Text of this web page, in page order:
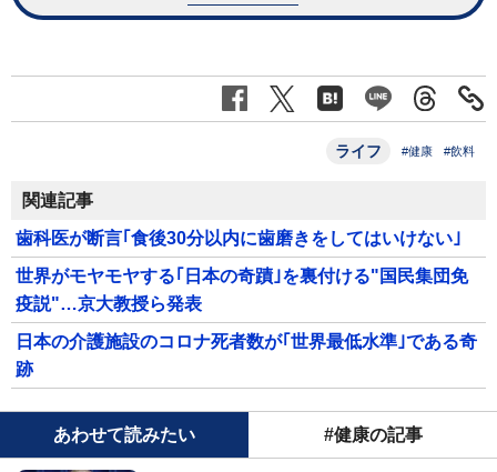
ライフ #健康 #飲料
関連記事
歯科医が断言｢食後30分以内に歯磨きをしてはいけない｣
世界がモヤモヤする｢日本の奇蹟｣を裏付ける"国民集団免
疫説"…京大教授ら発表
日本の介護施設のコロナ死者数が｢世界最低水準｣である奇
跡
あわせて読みたい #健康の記事